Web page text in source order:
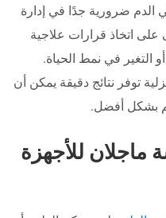
الدم ضرورية جدًا في إدارة
اتخاذ قرارات علاجية
التغير في نمط الحياة.
توفر نتائج دقيقة يمكن أن
بشكل أفضل.
للأجهزة